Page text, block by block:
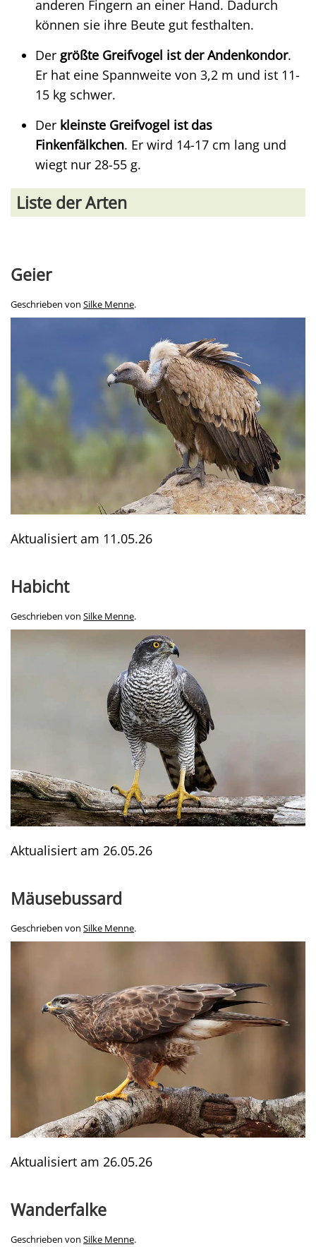
anderen Fingern an einer Hand. Dadurch
können sie ihre Beute gut festhalten.
Der größte Greifvogel ist der Andenkondor.
Er hat eine Spannweite von 3,2 m und ist 11-
15 kg schwer.
Der kleinste Greifvogel ist das
Finkenfälkchen. Er wird 14-17 cm lang und
wiegt nur 28-55 g.
Liste der Arten
Geier
Geschrieben von Silke Menne.
Aktualisiert am 11.05.26
Habicht
Geschrieben von Silke Menne.
Aktualisiert am 26.05.26
Mäusebussard
Geschrieben von Silke Menne.
Aktualisiert am 26.05.26
Wanderfalke
Geschrieben von Silke Menne.